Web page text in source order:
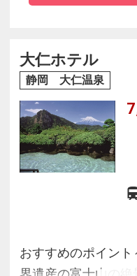
大仁ホテル
静岡 大仁温泉
おすすめのポイン